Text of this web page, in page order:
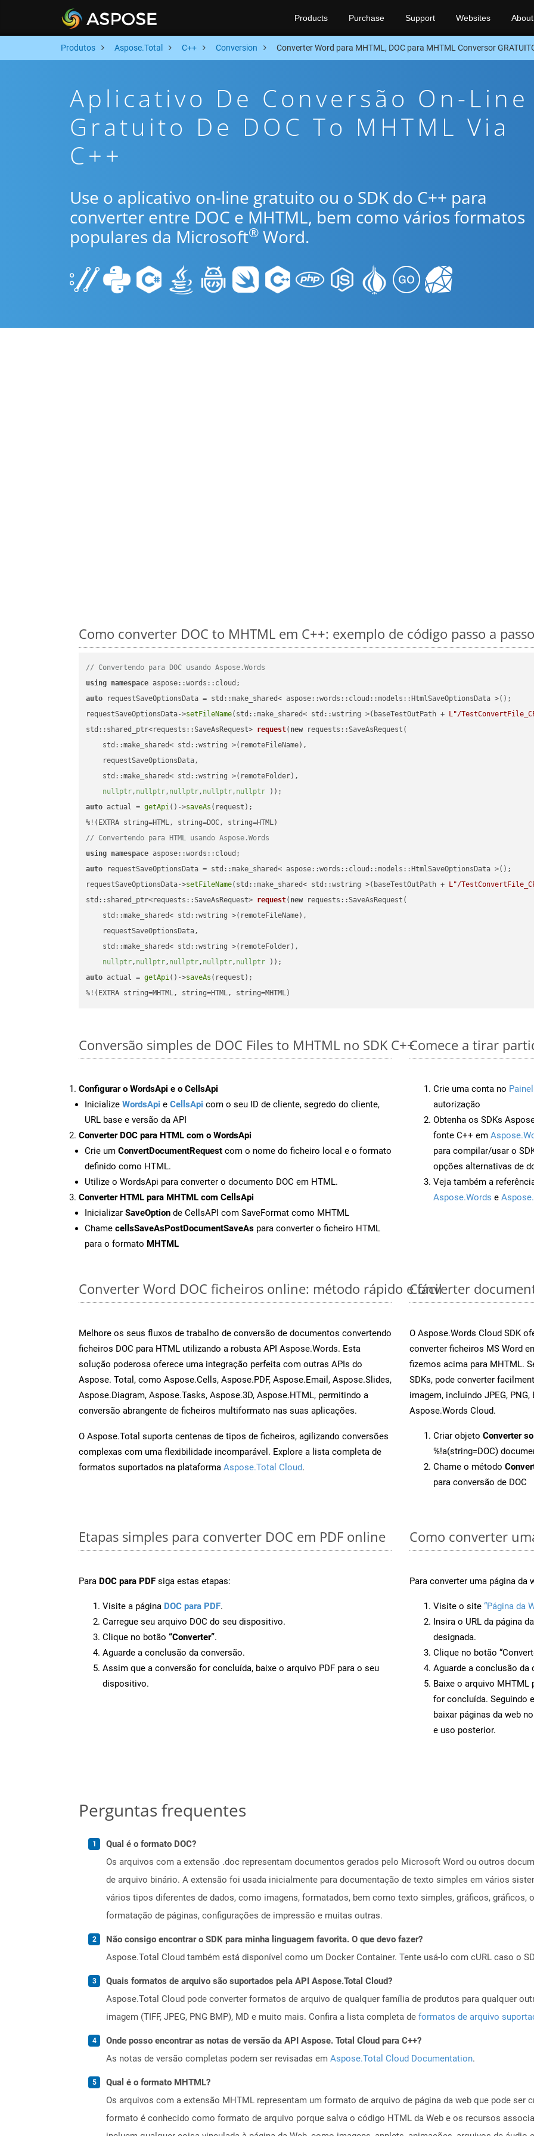
Products Purchase Support Websites About
Produtos Aspose.Total C++ Conversion Converter Word para MHTML, DOC para MHTML Conversor
Aplicativo De Conversão On-Line
Gratuito De DOC To MHTML Via
C++
Use o aplicativo on-line gratuito ou o SDK do C++ para
converter entre DOC e MHTML, bem como vários formatos
populares da Microsoft® Word.
Como converter DOC to MHTML em C++: exemplo de código passo a passo
// Convertendo para DOC usando Aspose.Words
using namespace
auto requestSaveOptionsData = std::make_shared< aspose::words::cloud::models::HtmlSaveOptionsData >();
requestSaveOptionsData->setFileName(std::make_shared< std::wstring >(baseTestOutPath + L"/
std::shared_ptr<requests::SaveAsRequest> request( new requests::SaveAsRequest(
    std::make_shared< std::wstring >(remoteFileName),
    requestSaveOptionsData,
    std::make_shared< std::wstring >(remoteFolder),
nullptr, nullptr, nullptr, nullptr, nullptr ))
auto actual = getApi()->saveAs (request);
// Convertendo para HTML usando Aspose.Words
using namespace
auto requestSaveOptionsData = std::make_shared< aspose::words::cloud::models::HtmlSaveOptionsData >();
requestSaveOptionsData->setFileName(std::make_shared< std::wstring >(baseTestOutPath + L"/
std::shared_ptr<requests::SaveAsRequest> request( new requests::SaveAsRequest(
    std::make_shared< std::wstring >(remoteFileName),
    requestSaveOptionsData,
    std::make_shared< std::wstring >(remoteFolder),
nullptr, nullptr, nullptr, nullptr, nullptr ))
auto actual = getApi()->saveAs (request);
%!(EXTRA string=MHTML, string=HTML, string=MHTML)
Conversão simples de DOC Files to MHTML no SDK C++
Configurar o WordsApi e o CellsApi
Inicialize WordsApi e CellsApi com o seu ID de cliente, segredo do cliente,
URL base e versão da API
Converter DOC para HTML com o WordsApi
Crie um ConvertDocumentRequest com o nome do ficheiro local e o formato
definido como HTML.
Utilize o WordsApi para converter o documento DOC em HTML.
Converter HTML para MHTML com CellsApi
Inicializar SaveOption de CellsAPI com SaveFormat como MHTML
Chame cellsSaveAsPostDocumentSaveAs para converter o ficheiro HTML
para o formato MHTML
Comece a tirar
Crie uma conta no Painel
autorização
Obtenha os SDKs
fonte C++ em
para compilar/usar o
opções alternativas de
Veja também a
Aspose.Words e
Converter Word DOC ficheiros online: método rápido e fácil
Melhore os seus fluxos de trabalho de conversão de documentos convertendo
ficheiros DOC para HTML utilizando a robusta API Aspose.Words. Esta
solução poderosa oferece uma integração perfeita com outras APIs do
Aspose. Total, como Aspose.Cells, Aspose.PDF, Aspose.Email, Aspose.Slides,
Aspose.Diagram, Aspose.Tasks, Aspose.3D, Aspose.HTML, permitindo a
conversão abrangente de ficheiros multiformato nas suas aplicações.
O Aspose.Total suporta centenas de tipos de ficheiros, agilizando conversões
complexas com uma flexibilidade incomparável. Explore a lista completa de
formatos suportados na plataforma Aspose.Total Cloud.
Converter
O Aspose.Words Cloud SDK
converter ficheiros MS Word
fizemos acima para MHTML.
SDKs, pode converter
imagem, incluindo JPEG, PNG,
Aspose.Words Cloud.
Criar objeto Converter
%!a(string=DOC)
Chame o método
para conversão de DOC
Etapas simples para converter DOC em PDF online
Para DOC para PDF siga estas etapas:
Visite a página DOC para PDF.
Carregue seu arquivo DOC do seu dispositivo.
Clique no botão “Converter”.
Aguarde a conclusão da conversão.
Assim que a conversão for concluída, baixe o arquivo PDF para o seu
dispositivo.
Como converter
Para converter uma página da
Visite o site “Página da
Insira o URL da página
designada.
Clique no botão
Aguarde a conclusão da
Baixe o arquivo
for concluída. Seguindo
baixar páginas da web
e uso posterior.
Perguntas frequentes
Qual é o formato DOC?
Os arquivos com a extensão .doc representam documentos gerados pelo Microsoft Word ou outros
de arquivo binário. A extensão foi usada inicialmente para documentação de texto simples em vários
vários tipos diferentes de dados, como imagens, formatados, bem como texto simples, gráficos, gráficos,
formatação de páginas, configurações de impressão e muitas outras.
Não consigo encontrar o SDK para minha linguagem favorita. O que devo fazer?
Aspose.Total Cloud também está disponível como um Docker Container. Tente usá-lo com cURL caso o
Quais formatos de arquivo são suportados pela API Aspose.Total Cloud?
Aspose.Total Cloud pode converter formatos de arquivo de qualquer família de produtos para qualquer
imagem (TIFF, JPEG, PNG BMP), MD e muito mais. Confira a lista completa de formatos de arquivo
Onde posso encontrar as notas de versão da API Aspose. Total Cloud para C++?
As notas de versão completas podem ser revisadas em Aspose.Total Cloud Documentation.
Qual é o formato MHTML?
Os arquivos com a extensão MHTML representam um formato de arquivo de página da web que pode ser
formato é conhecido como formato de arquivo porque salva o código HTML da Web e os recursos